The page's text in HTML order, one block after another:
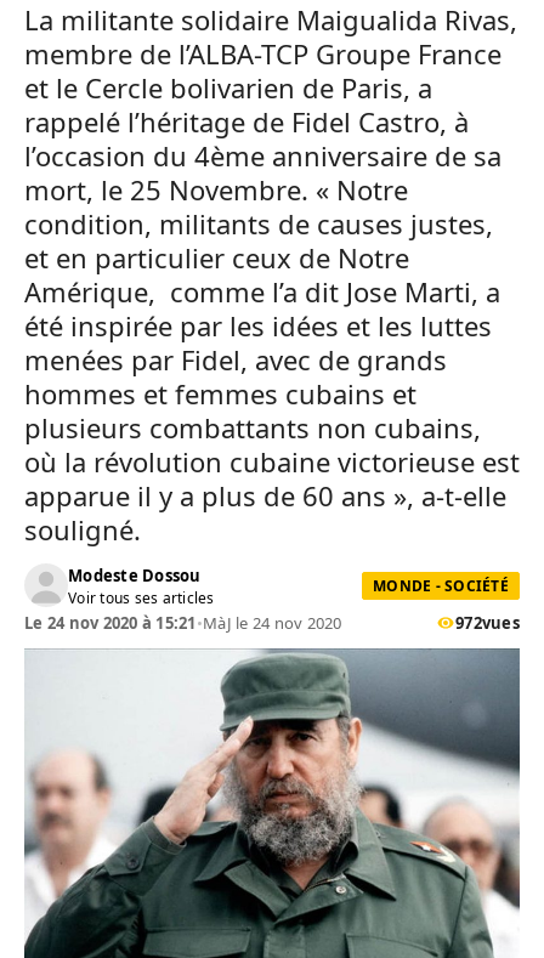
La militante solidaire Maigualida Rivas,
membre de l’ALBA-TCP Groupe France
et le Cercle bolivarien de Paris, a
rappelé l’héritage de Fidel Castro, à
l’occasion du 4ème anniversaire de sa
mort, le 25 Novembre. « Notre
condition, militants de causes justes,
et en particulier ceux de Notre
Amérique, comme l’a dit Jose Marti, a
été inspirée par les idées et les luttes
menées par Fidel, avec de grands
hommes et femmes cubains et
plusieurs combattants non cubains,
où la révolution cubaine victorieuse est
apparue il y a plus de 60 ans », a-t-elle
souligné.
Modeste Dossou
Voir tous ses articles
MONDE - SOCIÉTÉ
Le 24 nov 2020 à 15:21•MàJ le 24 nov 2020 972vues